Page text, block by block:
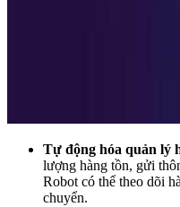
Tự động hóa quản lý
lượng hàng tồn, gửi
Robot có thể theo dõi
chuyển.